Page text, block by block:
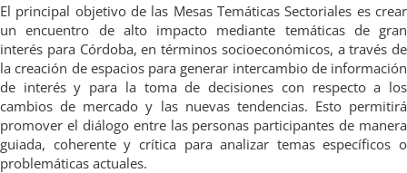
El principal objetivo de las Mesas Temáticas Sectoriales es crear
un encuentro de alto impacto mediante temáticas de gran
interés para Córdoba, en términos socioeconómicos, a través de
la creación de espacios para generar intercambio de información
de interés y para la toma de decisiones con respecto a los
cambios de mercado y las nuevas tendencias. Esto permitirá
promover el diálogo entre las personas participantes de manera
guiada, coherente y crítica para analizar temas específicos o
problemáticas actuales.